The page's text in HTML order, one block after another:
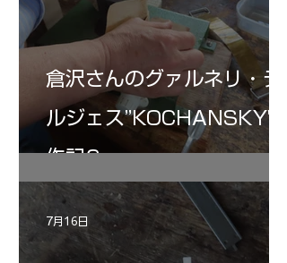
倉沢さんのグァルネリ・デ
ルジェス”KOCHANSKY"制
作記6
7月16日